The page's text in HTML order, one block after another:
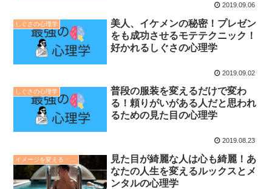
2019.09.06
しぐさの心理学
美人、イケメンの秘密！プレゼン
をも成功させるモテテクニック！
好かれるしぐさの心理学
2019.09.02
しぐさの心理学
普段の服装を変えるだけで変わ
る！頼りがいがある人だと思われ
るための見た目の心理学
2019.08.23
見た目が綺麗な人は心も綺麗！あ
なたの人生を変えるルックスとメ
ンタルの心理学